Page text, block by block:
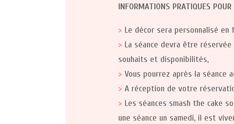
INFORMATIONS PRATIQUES
> Le décor sera personnalisé
> La séance devra être
souhaits et disponibilités,
> Vous pourrez après la séance
> A réception de votre
> Les séances smash the cake
une séance un samedi, il est